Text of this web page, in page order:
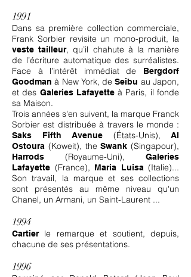
1991
Dans sa première collection commerciale,
Frank Sorbier revisite un mono-produit, la
veste tailleur, qu’il chahute à la manière
de l’écriture automatique des surréalistes.
Face à l’intérêt immédiat de
Bergdorf
Goodman à New York, deSeibu au Japon,
et des Galeries Lafayetteà Paris, il fonde
sa Maison.
Trois années s'en suivent, la marque Franck
Sorbier est distribuée à travers le monde :
Saks Fifth Avenue (États-Unis), Al
Ostoura (Koweit), theSwank (Singapour),
Harrods (Royaume-Uni), Galeries
Lafayette (France), Maria Luisa (Italie)...
Son travail, la marque et ses collections
sont présentés au même niveau qu'un
Chanel, un Armani, un Saint-Laurent ...
1994
Cartierle remarque et soutient, depuis,
chacune de ses présentations.
1996